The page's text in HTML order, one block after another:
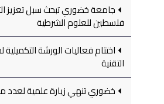
جامعة خضوري تبحث سبل تعزيز
فلسطين للعلوم الشرطية
اختتام فعاليات الورشة
التقنية
خضوري تنهي زيارة علمية لعدد